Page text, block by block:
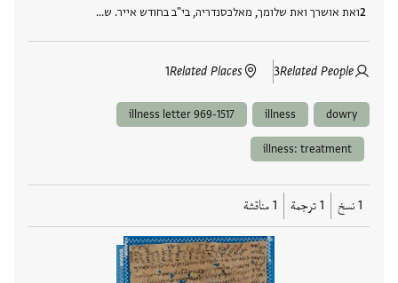
ואת אושרך ואת שלומך, מאלכסנדריה, בי"ב בחודש אייר. ש…
Related People
3
Related Places
1
dowry
illness
illness letter 969-1517
illness: treatment
1 نسخ 1 ترجمة 1 مناقشة